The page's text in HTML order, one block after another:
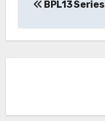
BPL13 Series